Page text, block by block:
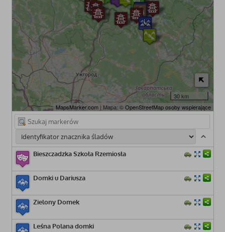
30 km
MapsMarker.com| Mapa: ©OpenStreetMap osoby wspierające
Bieszczadzka Szkoła Rzemiosła
Domki u Dariusza
Zielony Domek
Leśna Polana domki